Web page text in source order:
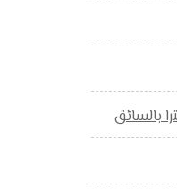
بالسائق